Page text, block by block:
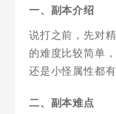
一、副本介绍
说打之前，先对
的难度比较简单
还是小怪属性都
二、副本难点